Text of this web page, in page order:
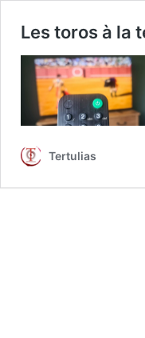
Les toros à la
Tertulias